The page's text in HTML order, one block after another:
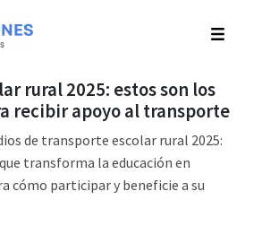
rural 2025: estos son los
recibir apoyo al transporte
de transporte escolar rural 2025:
transforma la educación en
cómo participar y beneficie a su